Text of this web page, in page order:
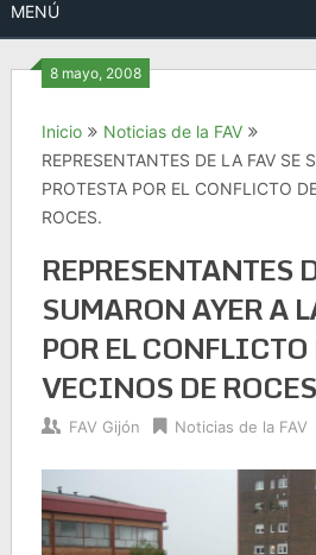
MENÚ
8 mayo, 2008
Inicio
Noticias de la FAV
REPRESENTANTES DE LA FAV SE
PROTESTA POR EL CONFLICTO
ROCES.
REPRESENTANTES
SUMARON AYER A
POR EL CONFLICTO
VECINOS DE
FAV Gijón Noticias de la FAV